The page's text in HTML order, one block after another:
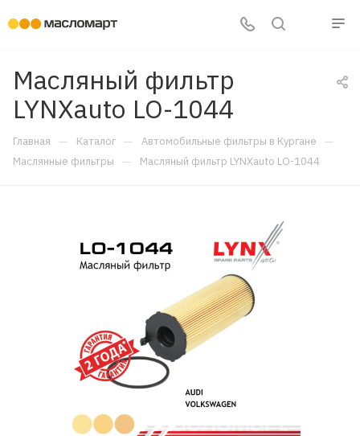
Масляный фильтр
LYNXauto LO-1044
Главная — Каталог — Автомобильные фильтры в Кургане —
Маслянные фильтры — Масляный фильтр LYNXauto LO-1044